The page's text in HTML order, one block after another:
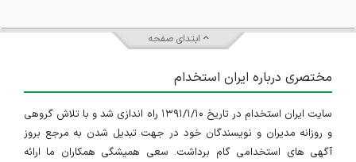
ابتدای صفحه
مختصری درباره ایران استخدام
سایت ایران استخدام در تاریخ ۱۳۹۱/۱/۱۰ راه اندازی شد و با تلاش گروهی
و روزانه مدیران و نویسندگان خود در جهت تبدیل شدن به مرجع بروز
آگهی های استخدامی گام برداشت. سعی همیشگی همکاران ما ارائه